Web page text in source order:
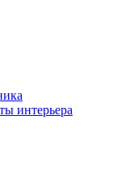
интерьера